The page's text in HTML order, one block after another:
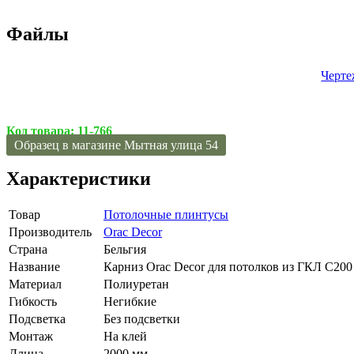
Файлы
Код товара: 11-766
Образец в магазине Мытная улица 54
Характеристики
Товар
Потолочные плинтусы
Производитель
Orac Decor
Страна
Бельгия
Название
Карниз Orac Decor для потолков из ГКЛ C200
Материал
Полиуретан
Гибкость
Негибкие
Подсветка
Без подсветки
Монтаж
На клей